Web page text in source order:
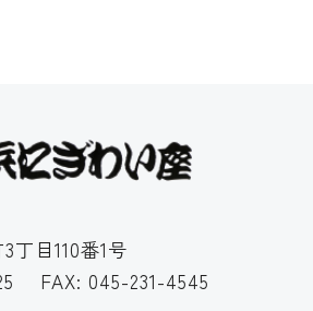
丁目110番1号
FAX: 045-231-4545